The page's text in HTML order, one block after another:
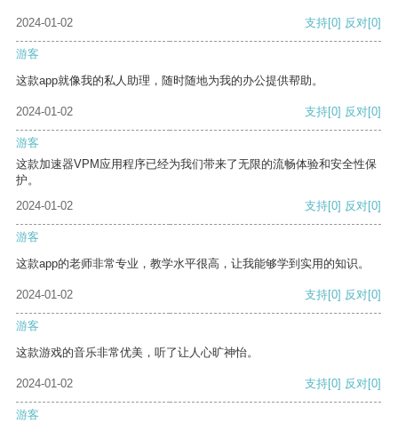
2024-01-02 支持[0] 反对[0]
游客
这款app就像我的私人助理，随时随地为我的办公提供帮助。
2024-01-02 支持[0] 反对[0]
游客
这款加速器VPM应用程序已经为我们带来了无限的流畅体验和安全性保
护。
2024-01-02
支持[0] 反对[0]
游客
这款app的老师非常专业，教学水平很高，让我能够学到实用的知识。
2024-01-02 支持[0] 反对[0]
游客
这款游戏的音乐非常优美，听了让人心旷神怡。
2024-01-02 支持[0] 反对[0]
游客